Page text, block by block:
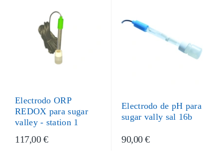
Electrodo ORP
REDOX para sugar
valley - station 1
117,00 €
Electrodo de pH para
sugar vally sal 16b
90,00 €